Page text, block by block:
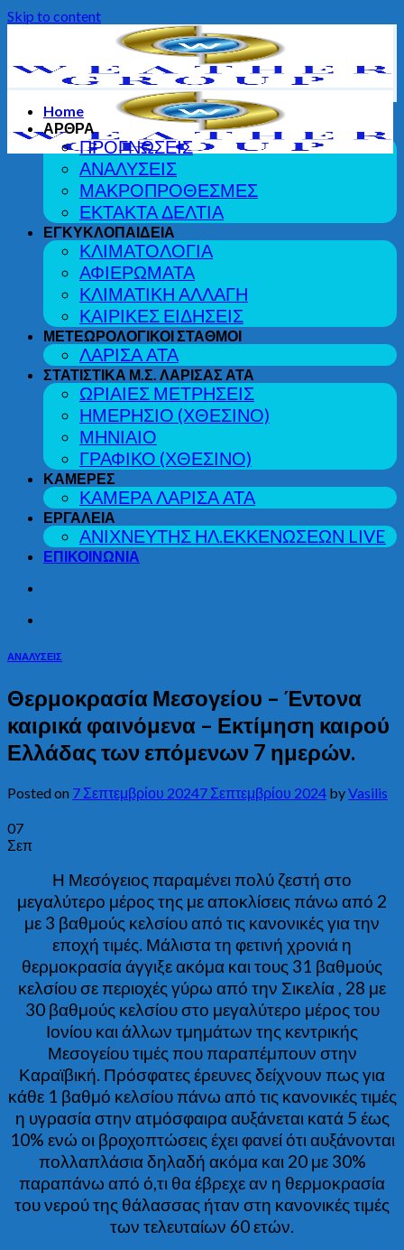
Skip to content
Home
ΑΡΘΡΑ
ΠΡΟΓΝΩΣΕΙΣ
ΑΝΑΛΥΣΕΙΣ
ΜΑΚΡΟΠΡΟΘΕΣΜΕΣ
ΕΚΤΑΚΤΑ ΔΕΛΤΙΑ
ΕΓΚΥΚΛΟΠΑΙΔΕΙΑ
ΚΛΙΜΑΤΟΛΟΓΙΑ
ΑΦΙΕΡΩΜΑΤΑ
ΚΛΙΜΑΤΙΚΗ ΑΛΛΑΓΗ
ΚΑΙΡΙΚΕΣ ΕΙΔΗΣΕΙΣ
ΜΕΤΕΩΡΟΛΟΓΙΚΟΙ ΣΤΑΘΜΟΙ
ΛΑΡΙΣΑ ΑΤΑ
ΣΤΑΤΙΣΤΙΚΑ Μ.Σ. ΛΑΡΙΣΑΣ ΑΤΑ
ΩΡΙΑΙΕΣ ΜΕΤΡΗΣΕΙΣ
ΗΜΕΡΗΣΙΟ (ΧΘΕΣΙΝΟ)
ΜΗΝΙΑΙΟ
ΓΡΑΦΙΚΟ (ΧΘΕΣΙΝΟ)
ΚΑΜΕΡΕΣ
ΚΑΜΕΡΑ ΛΑΡΙΣΑ ΑΤΑ
ΕΡΓΑΛΕΙΑ
ΑΝΙΧΝΕΥΤΗΣ ΗΛ.ΕΚΚΕΝΩΣΕΩΝ LIVE
ΕΠΙΚΟΙΝΩΝΙΑ
ΑΝΑΛΥΣΕΙΣ
Θερμοκρασία Μεσογείου – Έντονα
καιρικά φαινόμενα – Εκτίμηση καιρού
Ελλάδας των επόμενων 7 ημερών.
Posted on 7 Σεπτεμβρίου 20247 Σεπτεμβρίου 2024 byVasilis
07
Σεπ
Η Μεσόγειος παραμένει πολύ ζεστή στο
μεγαλύτερο μέρος της με αποκλίσεις πάνω από 2
με 3 βαθμούς κελσίου από τις κανονικές για την
εποχή τιμές. Μάλιστα τη φετινή χρονιά η
θερμοκρασία άγγιξε ακόμα και τους 31 βαθμούς
κελσίου σε περιοχές γύρω από την Σικελία , 28 με
30 βαθμούς κελσίου στο μεγαλύτερο μέρος του
Ιονίου και άλλων τμημάτων της κεντρικής
Μεσογείου τιμές που παραπέμπουν στην
Καραϊβική. Πρόσφατες έρευνες δείχνουν πως για
κάθε 1 βαθμό κελσίου πάνω από τις κανονικές τιμές
η υγρασία στην ατμόσφαιρα αυξάνεται κατά 5 έως
10% ενώ οι βροχοπτώσεις έχει φανεί ότι αυξάνονται
πολλαπλάσια δηλαδή ακόμα και 20 με 30%
παραπάνω από ό,τι θα έβρεχε αν η θερμοκρασία
του νερού της θάλασσας ήταν στη κανονικές τιμές
των τελευταίων 60 ετών.